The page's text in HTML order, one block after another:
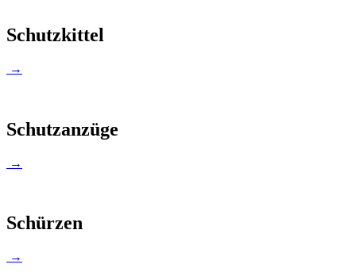
Schutzkittel
→
Schutzanzüge
→
Schürzen
→